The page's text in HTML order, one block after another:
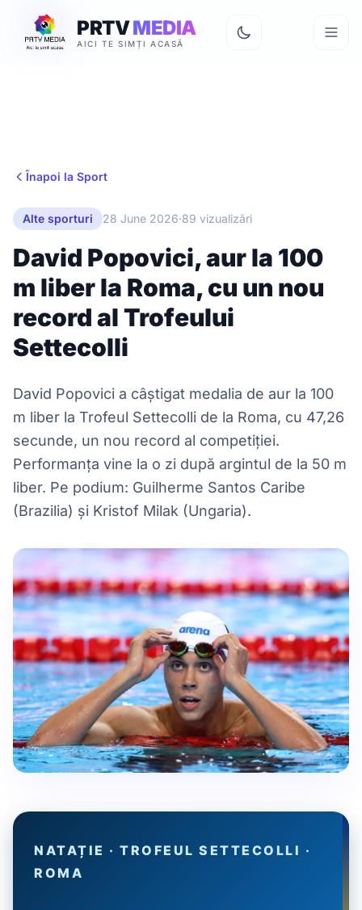
PRTVMEDIA
AICI TE SIMȚI ACASĂ
Înapoi la Sport
Alte sporturi 28 June 2026·89 vizualizări
David Popovici, aur la 100
m liber la Roma, cu un nou
record al Trofeului
Settecolli
David Popovici a câștigat medalia de aur la 100
m liber la Trofeul Settecolli de la Roma, cu 47,26
secunde, un nou record al competiției.
Performanța vine la o zi după argintul de la 50 m
liber. Pe podium: Guilherme Santos Caribe
(Brazilia) și Kristof Milak (Ungaria).
NATAȚIE · TROFEUL SETTECOLLI ·
ROMA